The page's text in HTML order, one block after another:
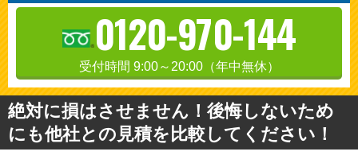
0120-970-144
受付時間 9:00～20:00（年中無休）
絶対に損はさせません！後悔しないため
にも他社との見積を比較してください！